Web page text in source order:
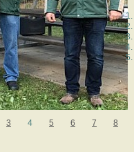
3 4 5 6 7 8